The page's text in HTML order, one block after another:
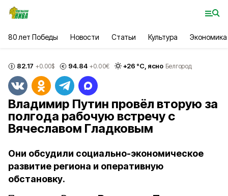
80 лет Победы Новости Статьи Культура Экономика
82.17 +0.00$ 94.84 +0.00€ +26 °С, ясно Белгород
Владимир Путин провёл вторую за
полгода рабочую встречу с
Вячеславом Гладковым
Они обсудили социально-экономическое
развитие региона и оперативную
обстановку.